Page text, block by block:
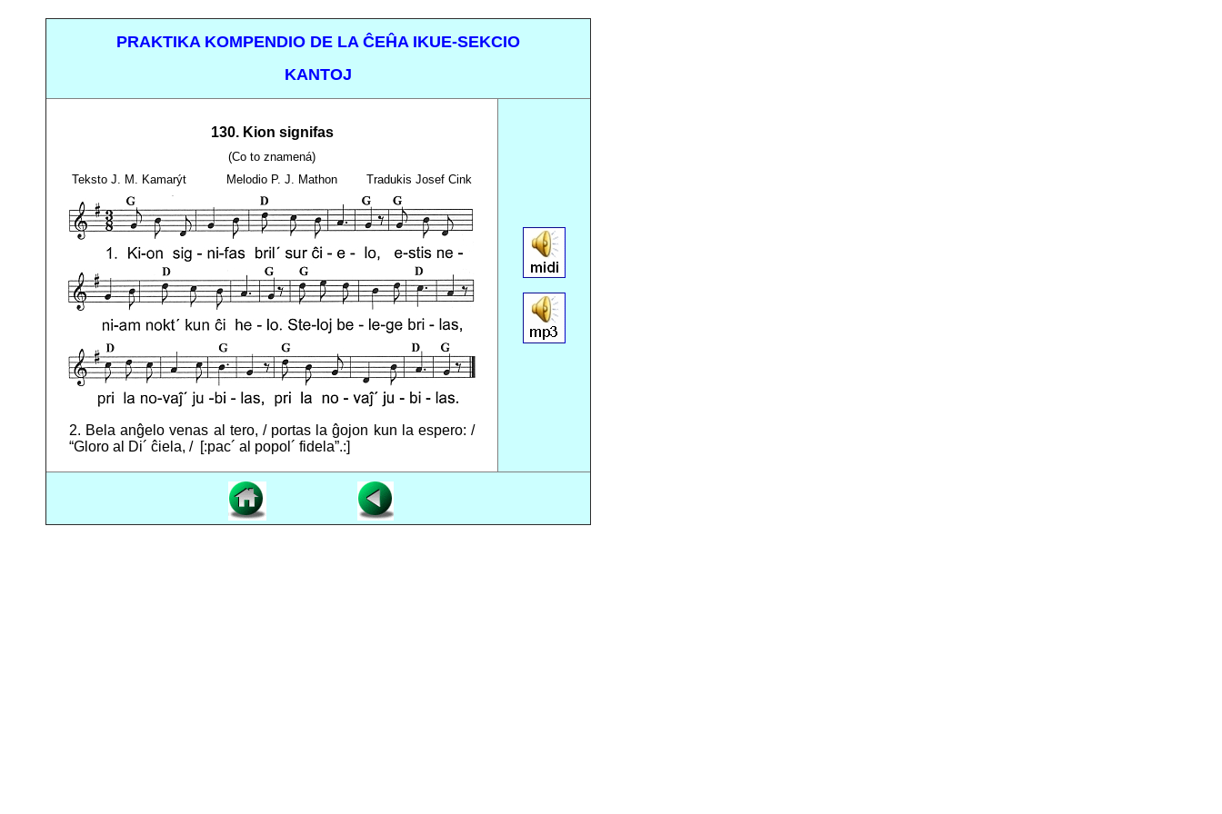
PRAKTIKA KOMPENDIO DE LA ĈEĤA IKUE-SEKCIO
KANTOJ
130. Kion signifas
(Co to znamená)
Teksto J. M. Kamarýt Melodio P. J. Mathon Tradukis Josef Cink
2. Bela anĝelo venas al tero, / portas la ĝojon kun la espero: /
“Gloro al Di´ ĉiela, / [:pac´ al popol´ fidela”.:]